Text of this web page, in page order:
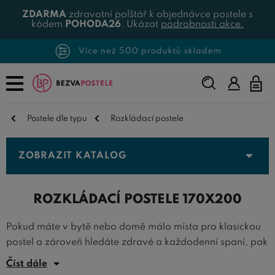
ZDARMA zdravotní polštář k objednávce postele s
kódem POHODA26. Ukázat podrobnosti akce.
Více než 500 produktů skladem
Napište,
co
Postele dle typu Rozkládací postele
ZOBRAZIT KATALOG
ROZKLÁDACÍ POSTELE 170X200
Pokud máte v bytě nebo domě málo místa pro klasickou
postel a zároveň hledáte zdravé a každodenní spaní, pak
je pro vás kvalitní
Číst dále